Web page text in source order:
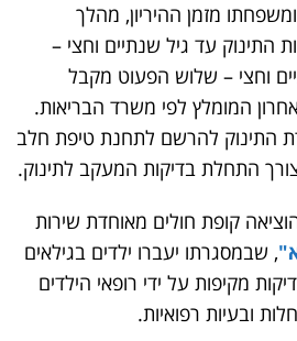
מזמן ההיריון, מהלך
התינוק עד גיל שנתיים וחצי –
וחצי – שלוש הפעוט מקבל
המומלץ לפי משרד הבריאות.
התינוק להרשם לתחנת טיפת חלב
התחלת בדיקות המעקב לתינוק.
קופת חולים מאוחדת שירות
, שבמסגרתו יעברו ילדים בגילאים
מקיפות על ידי רופאי הילדים
ובעיות רפואיות.